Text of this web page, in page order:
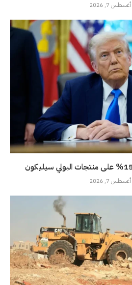
أغسطس 7, 2026
أغسطس 7, 2026